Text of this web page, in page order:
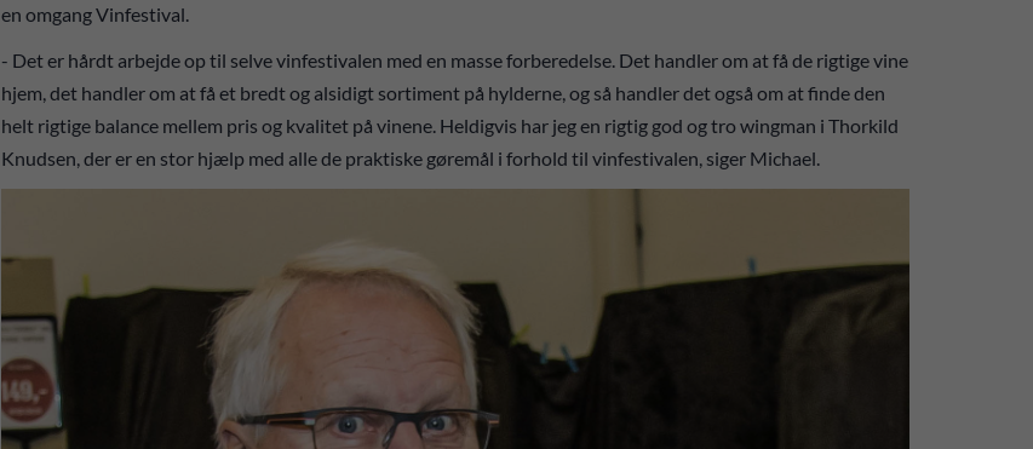
en omgang Vinfestival.
- Det er hårdt arbejde op til selve vinfestivalen med en masse forberedelse. Det handler om at få de rigtige vine
hjem, det handler om at få et bredt og alsidigt sortiment på hylderne, og så handler det også om at finde den
helt rigtige balance mellem pris og kvalitet på vinene. Heldigvis har jeg en rigtig god og tro wingman i Thorkild
Knudsen, der er en stor hjælp med alle de praktiske gøremål i forhold til vinfestivalen, siger Michael.